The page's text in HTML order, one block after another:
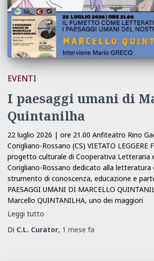
EVENTI
I paesaggi umani di
Quintanilha
22 luglio 2026 | ore 21.00 Anfiteatro Rino
Corigliano-Rossano (CS) VIETATO LEGGERE
progetto culturale di Cooperativa Letteraria
Corigliano-Rossano dedicato alla letteratura
strumento di conoscenza, educazione e
PAESAGGI UMANI DI MARCELLO
Marcello QUINTANILHA, uno dei maggiori
Leggi tutto
Di C.L. Curator, 1 mese fa